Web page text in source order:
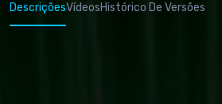
DescriçõesVídeosHistórico De Versões